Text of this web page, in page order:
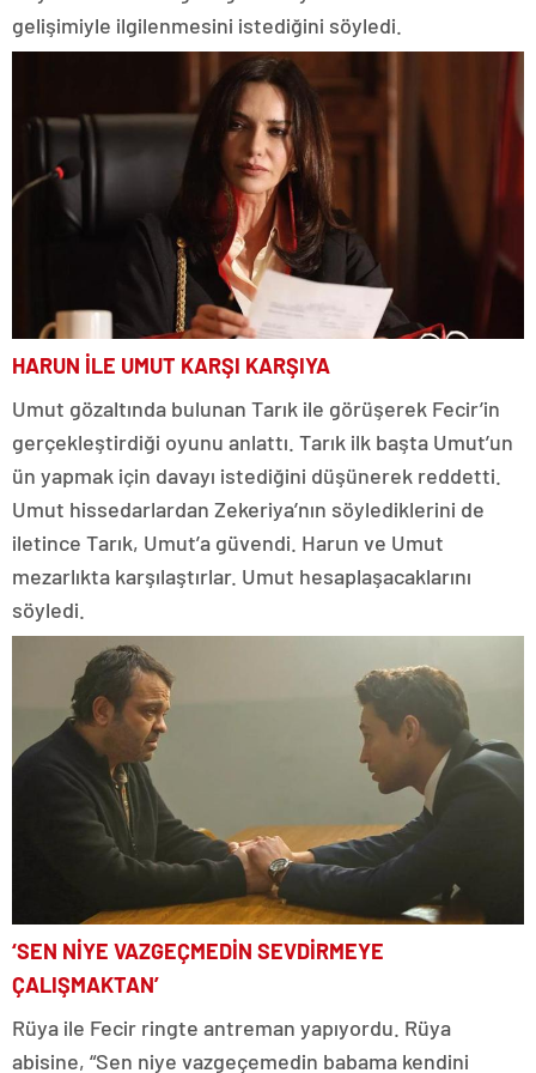
gelişimiyle ilgilenmesini istediğini söyledi.
HARUN İLE UMUT KARŞI KARŞIYA
Umut gözaltında bulunan Tarık ile görüşerek Fecir’in
gerçekleştirdiği oyunu anlattı. Tarık ilk başta Umut’un
ün yapmak için davayı istediğini düşünerek reddetti.
Umut hissedarlardan Zekeriya’nın söylediklerini de
iletince Tarık, Umut’a güvendi. Harun ve Umut
mezarlıkta karşılaştırlar. Umut hesaplaşacaklarını
söyledi.
‘SEN NİYE VAZGEÇMEDİN SEVDİRMEYE
ÇALIŞMAKTAN’
Rüya ile Fecir ringte antreman yapıyordu. Rüya
abisine, “Sen niye vazgeçemedin babama kendini